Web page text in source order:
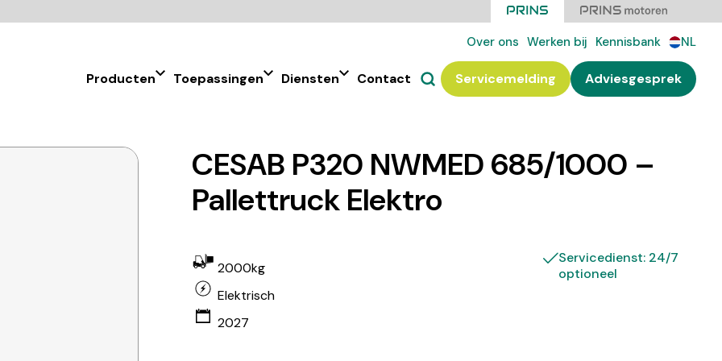
Over ons Werken bij Kennisbank NL
Producten Toepassingen Diensten Contact Servicemelding Adviesgesprek
CESAB P320 NWMED 685/1000 –
Pallettruck Elektro
2000kg
Elektrisch
2027
Servicedienst: 24/7
optioneel